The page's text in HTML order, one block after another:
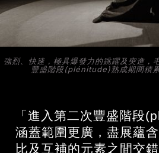
強烈、快速，極具爆發力的跳躍及突進
豐盛階段(plénitude)熟成期間積累
「進入第二次豐盛階段
涵蓋範圍更廣，盡展蘊
比及互補的元素之間交